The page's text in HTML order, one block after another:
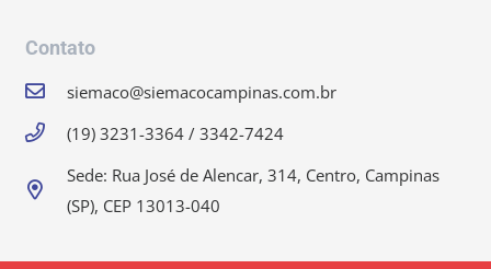
Contato
siemaco@siemacocampinas.com.br
(19) 3231-3364 / 3342-7424
Sede: Rua José de Alencar, 314, Centro, Campinas
(SP), CEP 13013-040